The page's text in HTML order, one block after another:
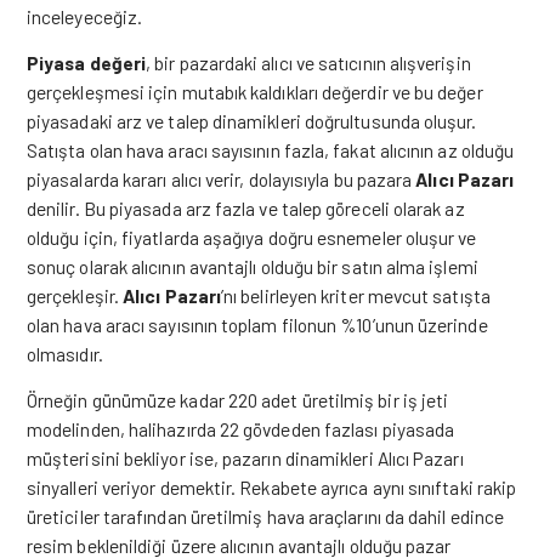
inceleyeceğiz.
Piyasa değeri, bir pazardaki alıcı ve satıcının alışverişin
gerçekleşmesi için mutabık kaldıkları değerdir ve bu değer
piyasadaki arz ve talep dinamikleri doğrultusunda oluşur.
Satışta olan hava aracı sayısının fazla, fakat alıcının az olduğu
piyasalarda kararı alıcı verir, dolayısıyla bu pazaraAlıcı Pazarı
denilir. Bu piyasada arz fazla ve talep göreceli olarak az
olduğu için, fiyatlarda aşağıya doğru esnemeler oluşur ve
sonuç olarak alıcının avantajlı olduğu bir satın alma işlemi
gerçekleşir.Alıcı Pazarı’nı belirleyen kriter mevcut satışta
olan hava aracı sayısının toplam filonun %10’unun üzerinde
olmasıdır.
Örneğin günümüze kadar 220 adet üretilmiş bir iş jeti
modelinden, halihazırda 22 gövdeden fazlası piyasada
müşterisini bekliyor ise, pazarın dinamikleri Alıcı Pazarı
sinyalleri veriyor demektir. Rekabete ayrıca aynı sınıftaki rakip
üreticiler tarafından üretilmiş hava araçlarını da dahil edince
resim beklenildiği üzere alıcının avantajlı olduğu pazar